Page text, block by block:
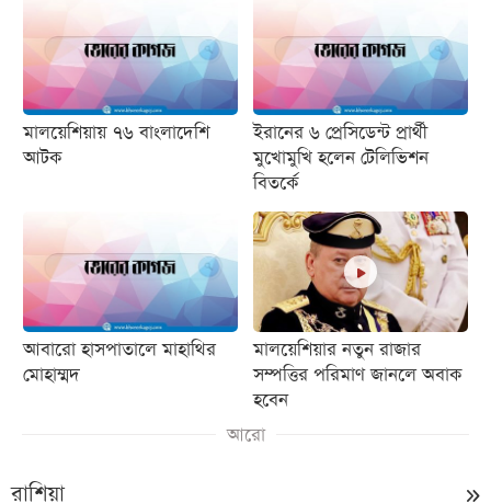
মালয়েশিয়ায় ৭৬ বাংলাদেশি
আটক
ইরানের ৬ প্রেসিডেন্ট প্রার্থী
মুখোমুখি হলেন টেলিভিশন
বিতর্কে
আবারো হাসপাতালে মাহাথির
মোহাম্মদ
মালয়েশিয়ার নতুন রাজার
সম্পত্তির পরিমাণ জানলে অবাক
হবেন
আরো
রাশিয়া